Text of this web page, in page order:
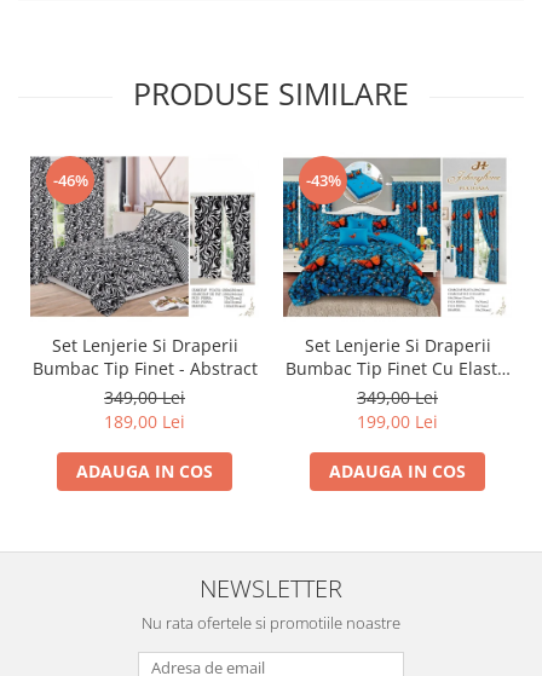
PRODUSE SIMILARE
-46%
Set Lenjerie Si Draperii
Bumbac Tip Finet - Abstract
349,00 Lei
189,00 Lei
ADAUGA IN COS
-43%
Set Lenjerie Si Draperii
Bumbac Tip Finet Cu Elastic
- Dansul Fluturilor
349,00 Lei
199,00 Lei
ADAUGA IN COS
NEWSLETTER
Nu rata ofertele si promotiile noastre